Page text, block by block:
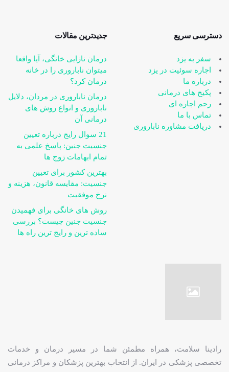
دسترسی سریع
سفر به یزد
اجاره سوئیت در یزد
درباره ما
پکیج های درمانی
رحم اجاره ای
تماس با ما
دریافت مشاوره ناباروری
جدیدترین مقالات
درمان نازایی خانگی، آیا واقعا
می‎توان ناباروری را در خانه
درمان کرد؟
درمان ناباروری در مردان، دلایل
ناباروری و انواع روش های
درمانی آن
21 سوال رایج درباره تعیین
جنسیت جنین: پاسخ علمی به
تمام ابهامات زوج ها
بهترین کشور برای تعیین
جنسیت: مقایسه قانون، هزینه و
نرخ موفقیت
روش های خانگی برای فهمیدن
جنسیت جنین چیست؟ بررسی
ساده ترین و رایج ترین راه ها
رادینا سلامت، همراه مطمئن شما در مسیر درمان و خدمات
تخصصی پزشکی در ایران. از انتخاب بهترین پزشکان و مراکز درمانی